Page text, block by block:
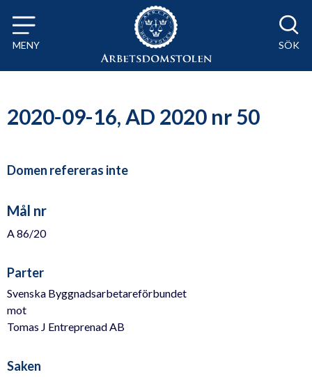
Till innehåll på sidan x
MENY SÖK
2020-09-16, AD 2020 nr 50
Domen refereras inte
Mål nr
A 86/20
Parter
Svenska Byggnadsarbetareförbundet
mot
Tomas J Entreprenad AB
Saken